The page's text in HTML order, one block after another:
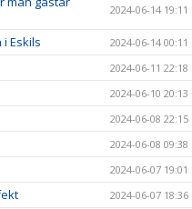
2024-06-14 19:11
Eskils 2024-06-14 00:11
2024-06-11 22:18
2024-06-10 20:13
2024-06-08 22:15
2024-06-08 09:38
2024-06-07 19:01
2024-06-07 18:36